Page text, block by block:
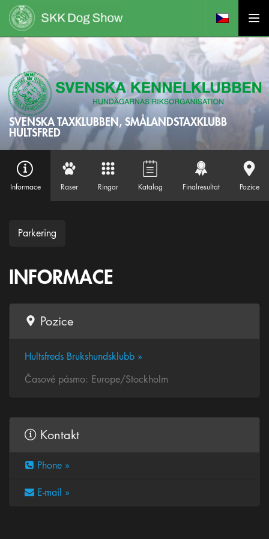
SVENSKA TAXKLUBBEN, SMÅLANDSTAXKLUBB
HULTSFRED
Informace Raser Ringar Katalog Finalresultat Pozice
Parkering
INFORMACE
Pozice
Hultsfreds Brukshundsklubb »
Časové pásmo: Europe/Stockholm
Kontakt
Phone »
E-mail »